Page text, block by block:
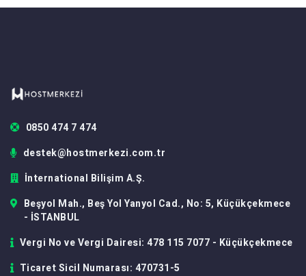
0850 474 7 474
destek@hostmerkezi.com.tr
İnternational Bilişim A.Ş.
Beşyol Mah., Beş Yol Yanyol Cad., No: 5, Küçükçekmece
- İSTANBUL
Vergi No ve Vergi Dairesi: 478 115 7077 - Küçükçekmece
Ticaret Sicil Numarası: 470731-5